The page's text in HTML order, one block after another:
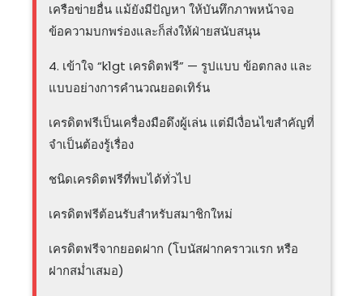
เครือข่ายอื่น แม้ยังมีปัญหา ให้บันทึกภาพหน้าจอ
ข้อความบกพร่องและก็ส่งให้ฝ่ายสนับสนุน
4. เข้าใจ “k1gt เครดิตฟรี” — รูปแบบ ข้อตกลง และ
แบบอย่างการคำนวณยอดเทิร์น
เครดิตฟรีเป็นเครื่องมือดึงผู้เล่น แต่มีเงื่อนไขสำคัญที่
จำเป็นต้องรู้เรื่อง
ชนิดเครดิตฟรีที่พบได้ทั่วไป
เครดิตฟรีต้อนรับสำหรับสมาชิกใหม่
เครดิตฟรีจากยอดฝาก (โบนัสฝากคราวแรก หรือ
ฝากสม่ำเสมอ)